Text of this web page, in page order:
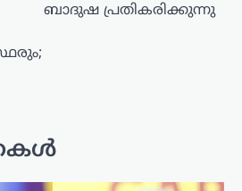
ബാദുഷ പ്രതികരിക്കുന്നു